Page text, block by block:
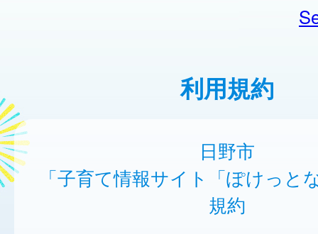
利用規約
日野市
「子育て情報サイト「ぽけっと
規約